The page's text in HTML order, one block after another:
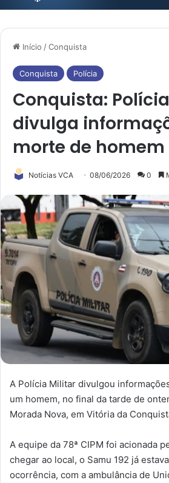
Início /Conquista
Conquista Polícia
Conquista:
divulga
morte de
Notícias VCA 08/06/2026 0
A Polícia Militar divulgou
um homem, no final da tarde de
Morada Nova, em Vitória da
A equipe da 78ª CIPM foi acionada
chegar ao local, o Samu 192 já
ocorrência, com a ambulância de